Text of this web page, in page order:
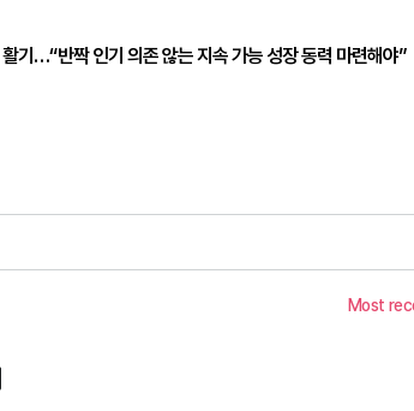
기…“반짝 인기 의존 않는 지속 가능 성장 동력 마련해야”